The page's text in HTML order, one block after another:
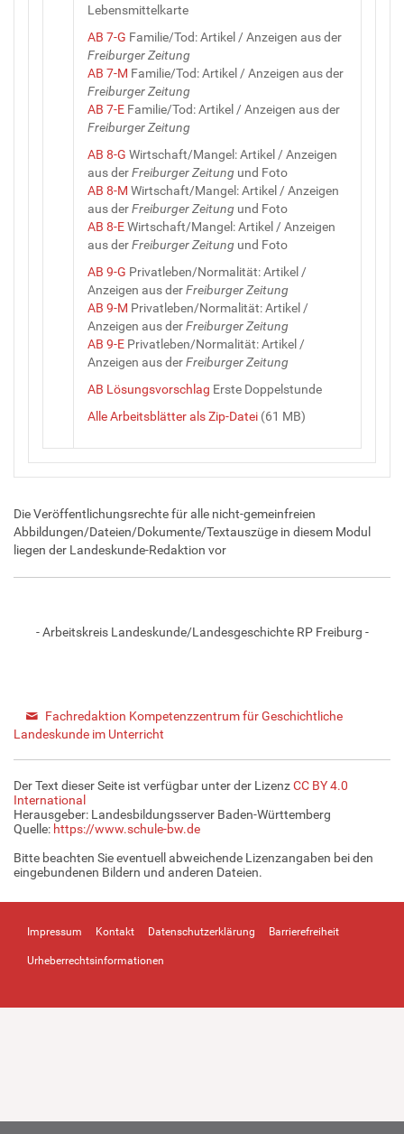
Lebensmittelkarte
AB 7-G Familie/Tod: Artikel / Anzeigen aus der
Freiburger Zeitung
AB 7-M Familie/Tod: Artikel / Anzeigen aus der
Freiburger Zeitung
AB 7-E Familie/Tod: Artikel / Anzeigen aus der
Freiburger Zeitung
AB 8-G Wirtschaft/Mangel: Artikel / Anzeigen
aus derFreiburger Zeitung und Foto
AB 8-M Wirtschaft/Mangel: Artikel / Anzeigen
aus derFreiburger Zeitung und Foto
AB 8-EWirtschaft/Mangel: Artikel / Anzeigen
aus derFreiburger Zeitung und Foto
AB 9-G Privatleben/Normalität: Artikel /
Anzeigen aus derFreiburger Zeitung
AB 9-M Privatleben/Normalität: Artikel /
Anzeigen aus derFreiburger Zeitung
AB 9-E Privatleben/Normalität: Artikel /
Anzeigen aus derFreiburger Zeitung
AB Lösungsvorschlag Erste Doppelstunde
Alle Arbeitsblätter als Zip-Datei (61 MB)
Die Veröffentlichungsrechte für alle nicht-gemeinfreien
Abbildungen/Dateien/Dokumente/Textauszüge in diesem Modul
liegen der Landeskunde-Redaktion vor
- Arbeitskreis Landeskunde/Landesgeschichte RP Freiburg -
Fachredaktion Kompetenzzentrum für Geschichtliche
Landeskunde im Unterricht
Der Text dieser Seite ist verfügbar unter der LizenzCC BY 4.0
International
Herausgeber: Landesbildungsserver Baden-Württemberg
Quelle: https://www.schule-bw.de
Bitte beachten Sie eventuell abweichende Lizenzangaben bei den
eingebundenen Bildern und anderen Dateien.
Impressum Kontakt Datenschutzerklärung Barrierefreiheit
Urheberrechtsinformationen